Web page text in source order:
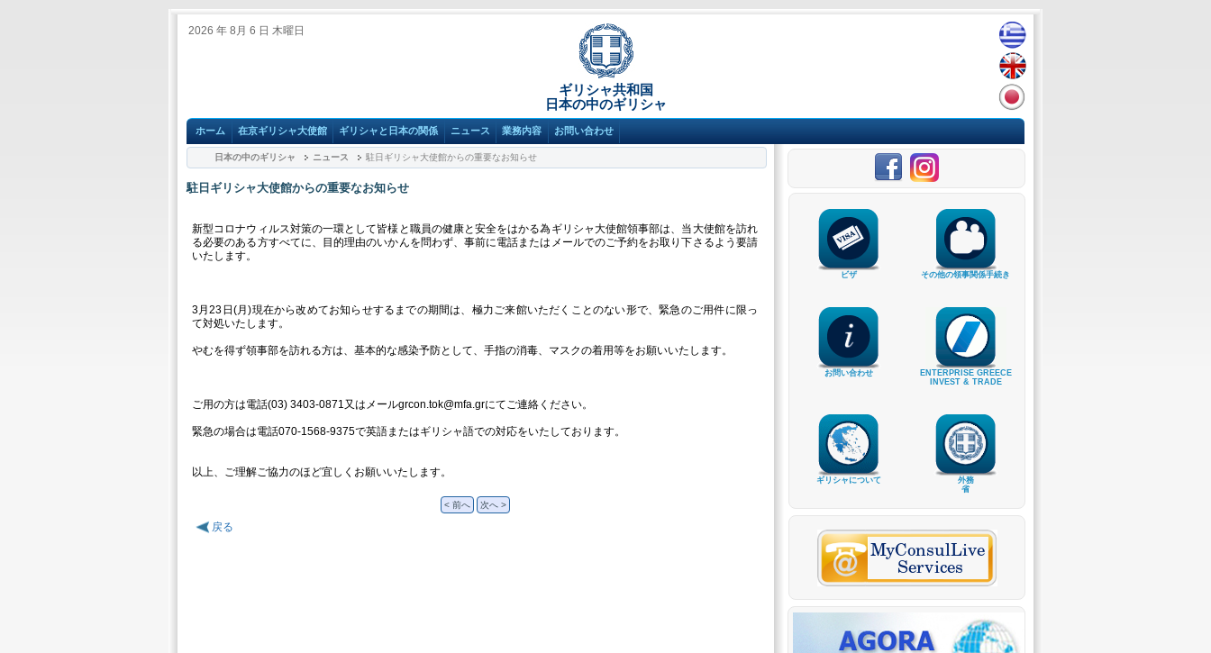
2026 年 8月 6 日 木曜日
ギリシャ共和国
日本の中のギリシャ
ホーム 在京ギリシャ大使館 ギリシャと日本の関係 ニュース 業務内容 お問い合わせ
日本の中のギリシャ ニュース 駐日ギリシャ大使館からの重要なお知らせ
駐日ギリシャ大使館からの重要なお知らせ
新型コロナウィルス対策の一環として皆様と職員の健康と安全をはかる為ギリシャ大使館領事部は、当大使館を訪れ
る必要のある方すべてに、目的理由のいかんを問わず、事前に電話またはメールでのご予約をお取り下さるよう要請
いたします。
3月23日(月)現在から改めてお知らせするまでの期間は、極力ご来館いただくことのない形で、緊急のご用件に限っ
て対処いたします。
やむを得ず領事部を訪れる方は、基本的な感染予防として、手指の消毒、マスクの着用等をお願いいたします。
ご用の方は電話(03) 3403-0871又はメールgrcon.tok@mfa.grにてご連絡ください。
緊急の場合は電話070-1568-9375で英語またはギリシャ語での対応をいたしております。
以上、ご理解ご協力のほど宜しくお願いいたします。
< 前へ 次へ >
戻る
ビザ その他の領事関係手続き
お問い合わせ
ENTERPRISE GREECE
INVEST & TRADE
ギリシャについて
外務
省